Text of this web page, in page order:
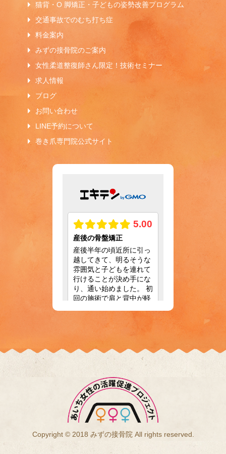
猫背・O 脚矯正・子どもの姿勢改善プログラム
交通事故でのむち打ち症
料金案内
みずの接骨院のご案内
女性柔道整復師さん限定！技術セミナー
求人情報
ブログ
お問い合わせ
LINE予約について
巻き爪専門院公式サイト
Copyright © 2018 みずの接骨院 All rights reserved.